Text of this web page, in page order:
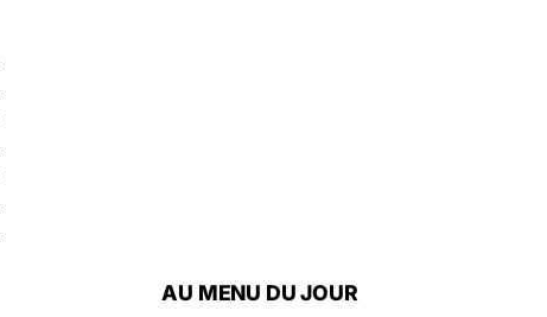
AU MENU DU JOUR